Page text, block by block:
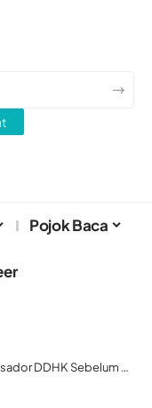
Pojok Baca
Sebelum Pulang ke Tanah Air